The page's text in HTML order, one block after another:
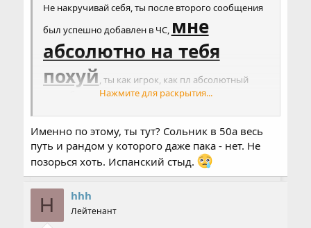
Не накручивай себя, ты после второго сообщения
был успешно добавлен в ЧС, мне
абсолютно на тебя
похуй, ты как игрок, как пл абсолютный
ноль, бывал когда-то у тебя в тсе и слышал как ты
благополучно вышел и больше не заходил,
рандомы более собрано играют чем ты и твой пак)
Хотя что тут говорить про когда-то, даже вчера на
осаде, когда вся фрака в замке фанились, ты пошел
на пустые крепы и не то что не смог их забрать, ты
твоих 2 часа игры по вечерам, а пользы с них 0)
Нажмите для раскрытия...
Именно по этому, ты тут? Сольник в 50а весь
путь и рандом у которого даже пака - нет. Не
позорься хоть. Испанский стыд.
H hhh
Лейтенант